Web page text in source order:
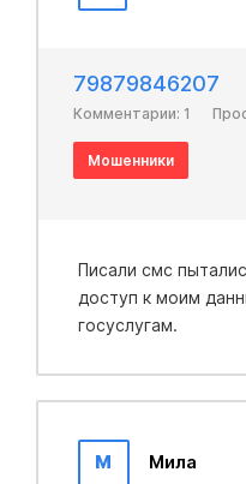
79879846207
Комментарии: 1
Мошенники
Писали смс
доступ к моим
госуслугам.
М Мила